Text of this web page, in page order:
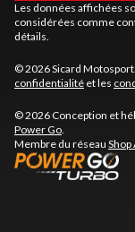
Les données affichées
considérées comme
détails.
© 2026 Sicard
confidentialité et les
© 2026 Conception et
Power Go.
Membre du réseau Shop